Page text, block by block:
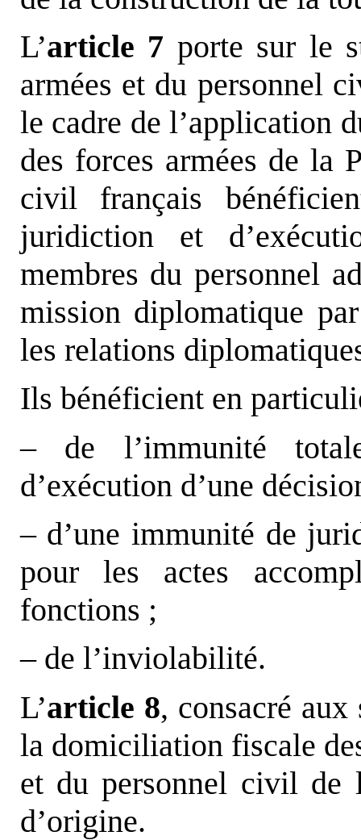
L’article 7 porte sur le
armées et du personnel
le cadre de l’application
des forces armées de la
civil français
juridiction et
membres du personnel
mission diplomatique
les relations
Ils bénéficient en
– de l’immunité
d’exécution d’une
– d’une immunité de
pour les actes
fonctions ;
– de l’inviolabilité.
L’article 8, consacré
la domiciliation fiscale
et du personnel civil de
d’origine.